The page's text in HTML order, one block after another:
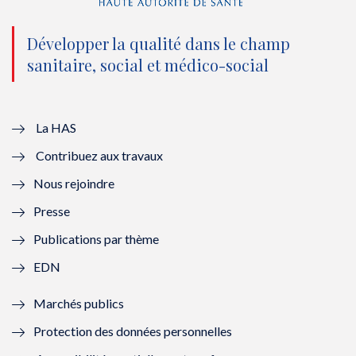
n
o
u
l
l
f
n
ê
(
n
o
e
e
n
n
o
u
ê
(
n
o
Développer la qualité dans le champ
sanitaire, social et médico-social
La HAS
Contribuez aux travaux
Nous rejoindre
Presse
Publications par thème
EDN
Marchés publics
Protection des données personnelles